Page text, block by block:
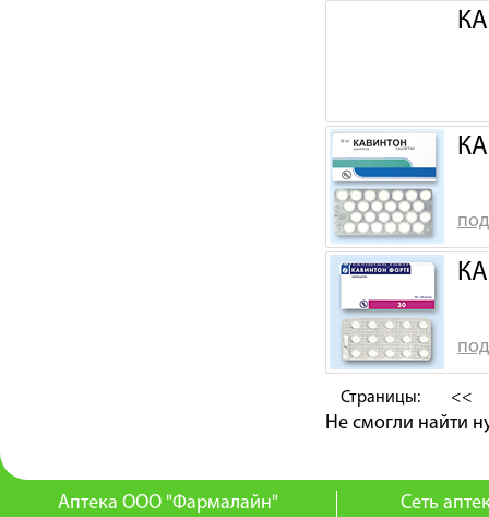
Страницы: <<
Не смогли найти
Аптека ООО "Фармалайн"
Сеть